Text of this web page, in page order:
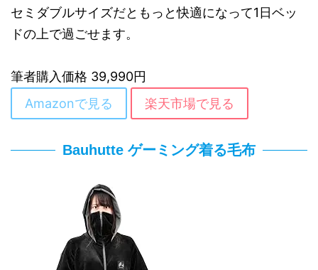
セミダブルサイズだともっと快適になって1日ベッ
ドの上で過ごせます。
筆者購入価格 39,990円
Amazonで見る
楽天市場で見る
Bauhutte ゲーミング着る毛布